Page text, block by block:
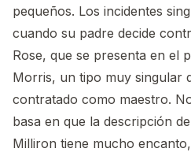
pequeños. Los incidentes
cuando su padre decide
Rose, que se presenta en el
Morris, un tipo muy singular
contratado como maestro.
basa en que la descripción
Milliron tiene mucho